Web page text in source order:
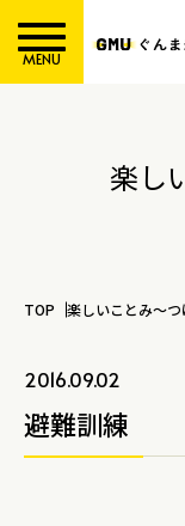
MENU
楽し
TOP 楽しいことみ～つ
2016.09.02
避難訓練